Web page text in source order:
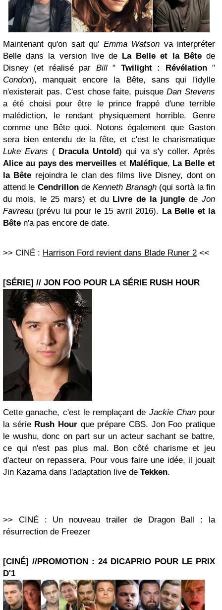
Maintenant qu'on sait qu' Emma Watson va interpréter
Belle dans la version live de La Belle et la Bêtede
Disney (et réalisé par Bill" Twilight : Révélation"
Condon), manquait encore la Bête, sans qui l'idylle
n'existerait pas. C'est chose faite, puisqueDan Stevens
a été choisi pour être le prince frappé d'une terrible
malédiction, le rendant physiquement horrible. Genre
comme une Bête quoi. Notons également que Gaston
sera bien entendu de la fête, et c'est le charismatique
Luke Evans ( Dracula Untold) qui va s'y coller. Après
Alice au pays des merveilles et Maléfique, La Belle et
la Bête rejoindra le clan des films live Disney, dont on
attend le CendrillondeKenneth Branagh(qui sortà la fin
du mois, le 25 mars) et du Livre de la jungle deJon
Favreau (prévu lui pour le 15 avril 2016). La Belle et la
Bête n'a pas encore de date.
>> CINÉ : Harrison Ford revient dans Blade Runer 2 <<
[SÉRIE] // JON FOO POUR LA SÉRIE RUSH HOUR
Cette ganache, c'est le remplaçant de Jackie Chanpour
la série Rush Hour que prépare CBS. Jon Foo pratique
le wushu, donc on part sur un acteur sachant se battre,
ce qui n'est pas plus mal. Bon côté charisme et jeu
d'acteur on repassera. Pour vous faire une idée, il jouait
Jin Kazama dans l'adaptation live de Tekken.
>> CINÉ : Un nouveau trailer de Dragon Ball : la
résurrection de Freezer
[CINÉ] //PROMOTION : 24 DICAPRIO POUR LE PRIX
D'1